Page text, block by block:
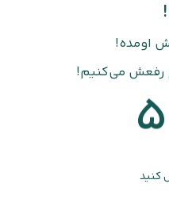
اومده!
رفعش می‌کنیم!
کنید